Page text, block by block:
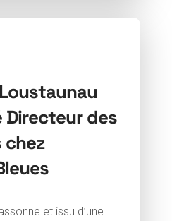
Directeur des
chez
et issu d’une